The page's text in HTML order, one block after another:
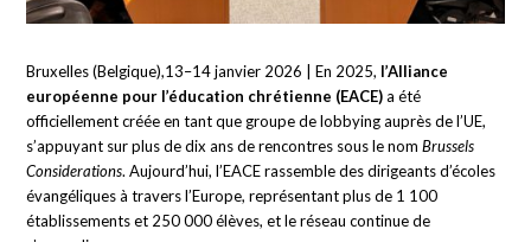
Bruxelles (Belgique),13–14 janvier 2026 | En 2025, l’Alliance
européenne pour l’éducation chrétienne (EACE)a été
officiellement créée en tant que groupe de lobbying auprès de l’UE,
s’appuyant sur plus de dix ans de rencontres sous le nomBrussels
Considerations. Aujourd’hui, l’EACE rassemble des dirigeants d’écoles
évangéliques à travers l’Europe, représentant plus de 1 100
établissements et 250 000 élèves, et le réseau continue de